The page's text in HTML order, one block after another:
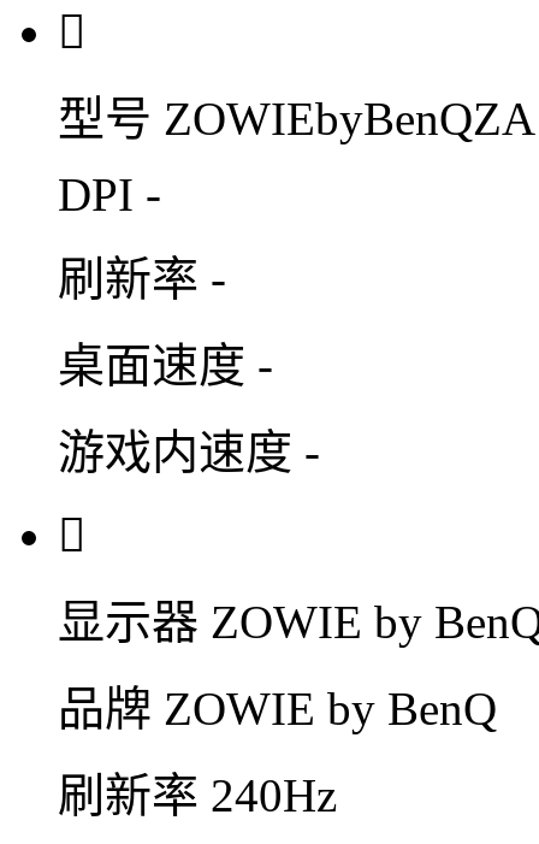

型号
DPI -
刷新率 -
桌面速度 -
游戏内速度 -

显示器 ZOWIE by
品牌 ZOWIE by BenQ
刷新率 240Hz